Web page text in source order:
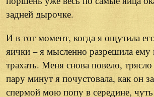
задней дырочке.
И в тот момент, когда я ощутила
яички – я мысленно разрешила ему
трахать. Меня снова повело, трясло
пару минут я почустовала, как он
спермой мою попу в середине,